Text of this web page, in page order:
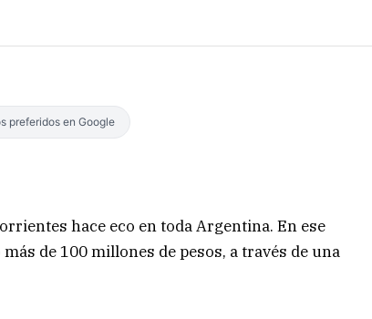
preferidos en Google
hace eco en toda Argentina. En ese
de 100 millones de pesos, a través de una